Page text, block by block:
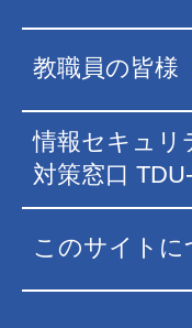
教職員の皆様
情報セキュリ
対策窓口
このサイトに